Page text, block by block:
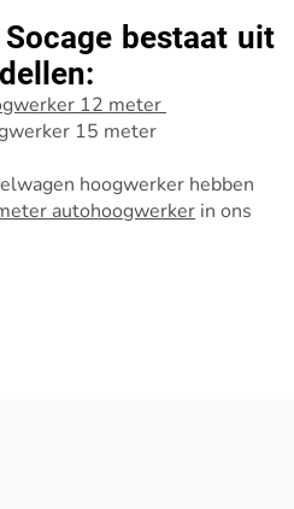
bestaat uit
12 meter
15 meter
hoogwerker hebben
autohoogwerker in ons